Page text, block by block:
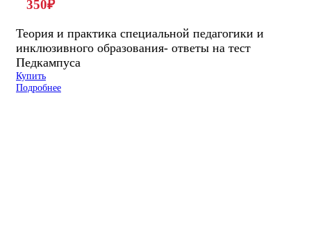
350₽
Теория и практика специальной педагогики и
инклюзивного образования- ответы на тест
Педкампуса
Купить
Подробнее